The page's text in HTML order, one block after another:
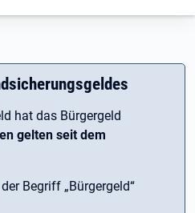
hat das Bürgergeld
gelten seit dem
Begriff ­„Bürgergeld“